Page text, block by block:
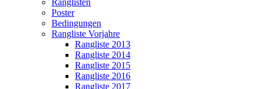
Ranglisten
Poster
Bedingungen
Rangliste Vorjahre
Rangliste 2013
Rangliste 2014
Rangliste 2015
Rangliste 2016
Rangliste 2017